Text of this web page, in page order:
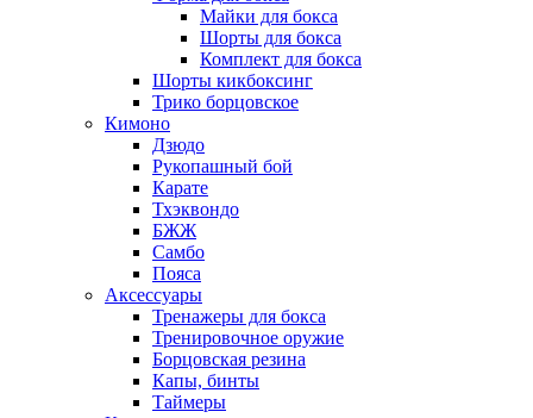
Майки для бокса
Шорты для бокса
Комплект для бокса
Шорты кикбоксинг
Трико борцовское
Кимоно
Дзюдо
Рукопашный бой
Карате
Тхэквондо
БЖЖ
Самбо
Пояса
Аксессуары
Тренажеры для бокса
Тренировочное оружие
Борцовская резина
Капы, бинты
Таймеры